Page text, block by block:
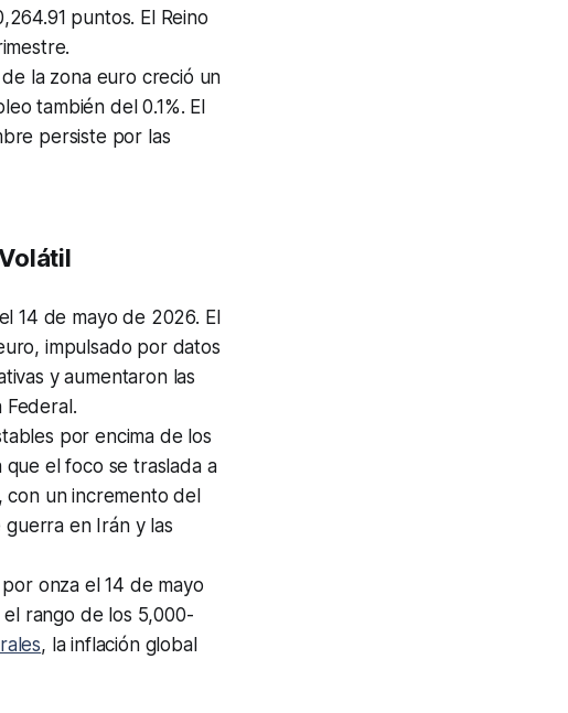
puntos. El Reino
la zona euro creció un
también del 0.1%. El
persiste por las
14 de mayo de 2026. El
impulsado por datos
y aumentaron las
Federal.
por encima de los
el foco se traslada a
con un incremento del
en Irán y las
onza el 14 de mayo
rango de los 5,000-
, la inflación global